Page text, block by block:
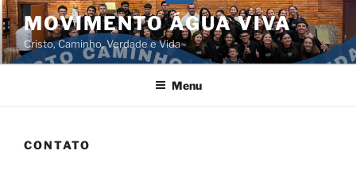
Pular
para
o
conteúdo
MOVIMENTO ÁGUA VIVA
Cristo, Caminho, Verdade e Vida
Menu
CONTATO